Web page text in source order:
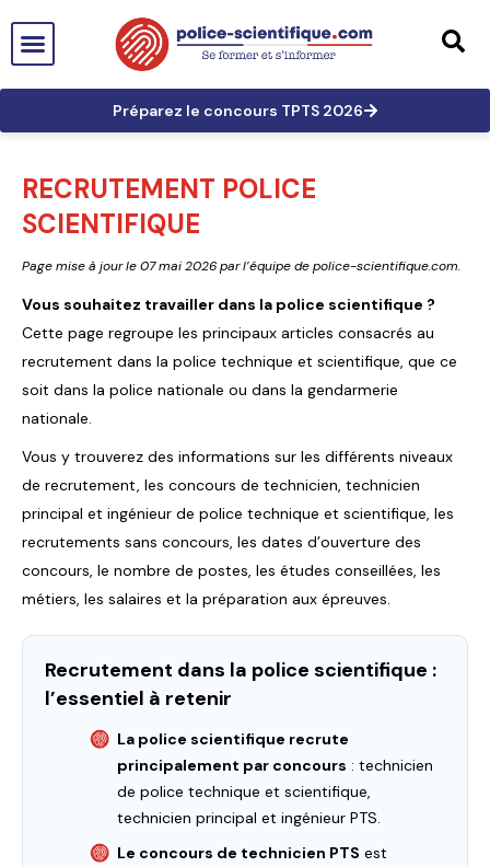
Préparez le concours TPTS 2026
RECRUTEMENT POLICE
SCIENTIFIQUE
Page mise à jour le 07 mai 2026 par l’équipe de police-scientifique.com.
Vous souhaitez travailler dans la police scientifique ?
Cette page regroupe les principaux articles consacrés au
recrutement dans la police technique et scientifique, que ce
soit dans la police nationale ou dans la gendarmerie
nationale.
Vous y trouverez des informations sur les différents niveaux
de recrutement, les concours de technicien, technicien
principal et ingénieur de police technique et scientifique, les
recrutements sans concours, les dates d’ouverture des
concours, le nombre de postes, les études conseillées, les
métiers, les salaires et la préparation aux épreuves.
Recrutement dans la police scientifique :
l’essentiel à retenir
La police scientifique recrute
principalement par concours : technicien
de police technique et scientifique,
technicien principal et ingénieur PTS.
Le concours de technicien PTS est